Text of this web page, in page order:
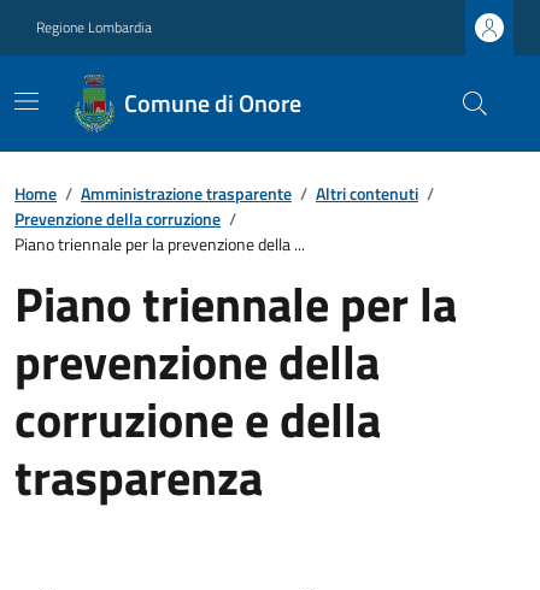
Regione Lombardia
Comune di Onore
Home / Amministrazione trasparente / Altri contenuti /
Prevenzione della corruzione /
Piano triennale per la prevenzione della ...
Piano triennale per la
prevenzione della
corruzione e della
trasparenza